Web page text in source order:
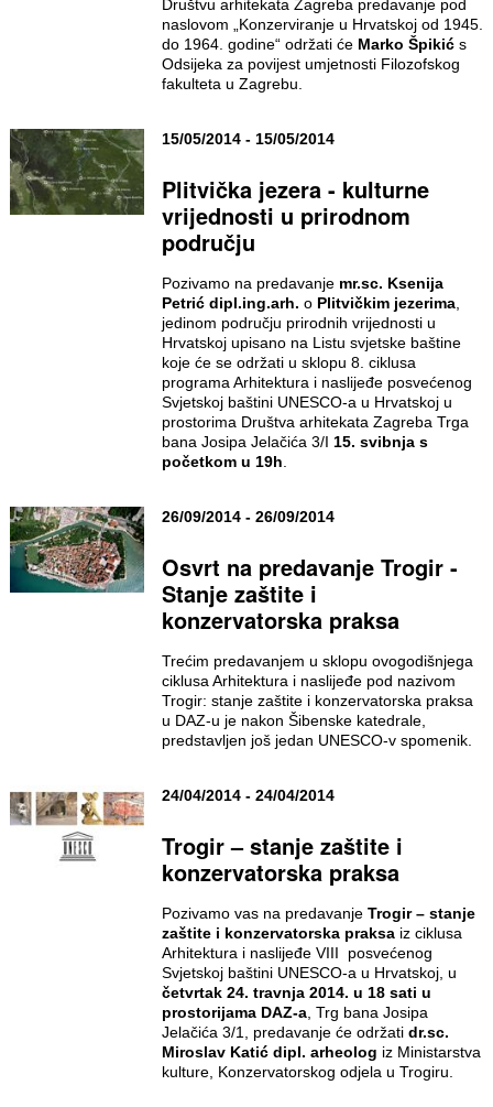
Društvu arhitekata Zagreba predavanje pod
naslovom „Konzerviranje u Hrvatskoj od 1945.
do 1964. godine“ održati će Marko Špikićs
Odsijeka za povijest umjetnosti Filozofskog
fakulteta u Zagrebu.
15/05/2014 - 15/05/2014
Plitvička jezera - kulturne
vrijednosti u prirodnom
području
Pozivamo na predavanje mr.sc. Ksenija
Petrić dipl.ing.arh. o Plitvičkim jezerima,
jedinom području prirodnih vrijednosti u
Hrvatskoj upisano na Listu svjetske baštine
koje će se održati u sklopu 8. ciklusa
programa Arhitektura i naslijeđe posvećenog
Svjetskoj baštini UNESCO-a u Hrvatskoj u
prostorima Društva arhitekata Zagreba Trga
bana Josipa Jelačića 3/I 15. svibnja s
početkom u 19h
26/09/2014 - 26/09/2014
Osvrt na predavanje Trogir -
Stanje zaštite i
konzervatorska praksa
Trećim predavanjem u sklopu ovogodišnjega
ciklusa Arhitektura i naslijeđe pod nazivom
Trogir: stanje zaštite i konzervatorska praksa
u DAZ-u je nakon Šibenske katedrale,
predstavljen još jedan UNESCO-v spomenik.
24/04/2014 - 24/04/2014
Trogir – stanje zaštite i
konzervatorska praksa
Pozivamo vas na predavanje Trogir – stanje
zaštite i konzervatorska praksaiz ciklusa
Arhitektura i naslijeđe VIII posvećenog
Svjetskoj baštini UNESCO-a u Hrvatskoj, u
četvrtak 24. travnja 2014. u 18 sati u
prostorijama DAZ-a, Trg bana Josipa
Jelačića 3/1, predavanje će održati dr.sc.
Miroslav Katić dipl. arheolog iz Ministarstva
kulture, Konzervatorskog odjela u Trogiru.